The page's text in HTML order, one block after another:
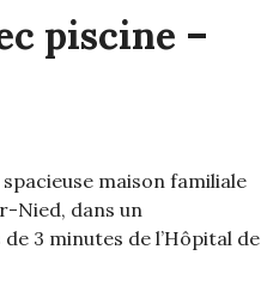
piscine –
maison familiale
Nied, dans un
3 minutes de l’Hôpital de